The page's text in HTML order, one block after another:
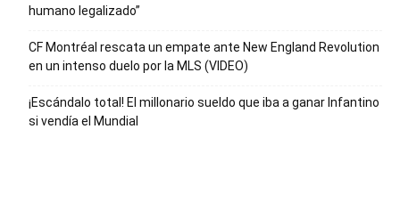
humano legalizado”
CF Montréal rescata un empate ante New England Revolution
en un intenso duelo por la MLS (VIDEO)
¡Escándalo total! El millonario sueldo que iba a ganar Infantino
si vendía el Mundial